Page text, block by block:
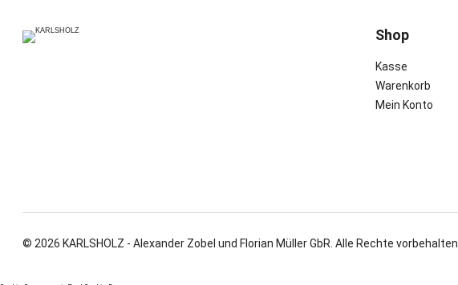
Shop
Kasse
Warenkorb
Mein Konto
© 2026 KARLSHOLZ - Alexander Zobel und Florian Müller GbR. Alle Rechte vorbehalten